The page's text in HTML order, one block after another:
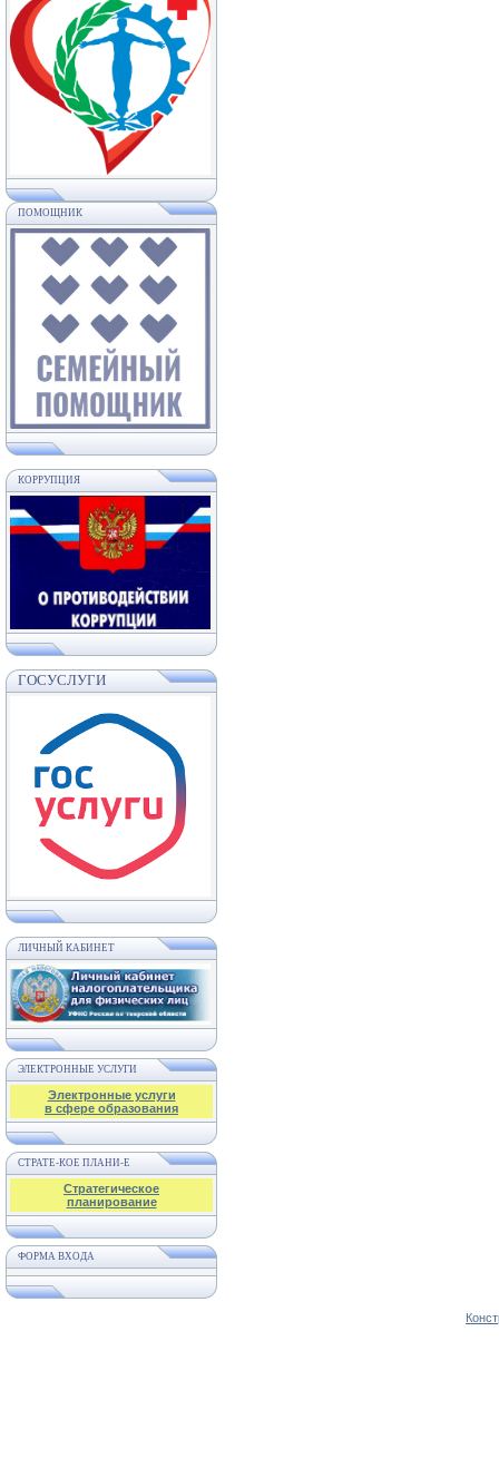
ПОМОЩНИК
КОРРУПЦИЯ
ГОСУСЛУГИ
ЛИЧНЫЙ КАБИНЕТ
ЭЛЕКТРОННЫЕ УСЛУГИ
Электронные услуги
в сфере образования
СТРАТЕ-КОЕ ПЛАНИ-Е
Стратегическое
планирование
ФОРМА ВХОДА